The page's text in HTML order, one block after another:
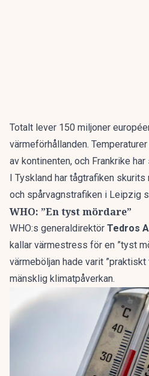
Totalt lever 150 miljoner
värmeförhållanden.
av kontinenten, och Frankrike
I Tyskland har tågtrafiken
och spårvagnstrafiken i Leipzig
WHO: ”En tyst mördare”
WHO:s generaldirektör Tedros
kallar värmestress för en ”tyst
värmeböljan hade varit
mänsklig klimatpåverkan.